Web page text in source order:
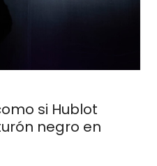
si Hublot
negro en